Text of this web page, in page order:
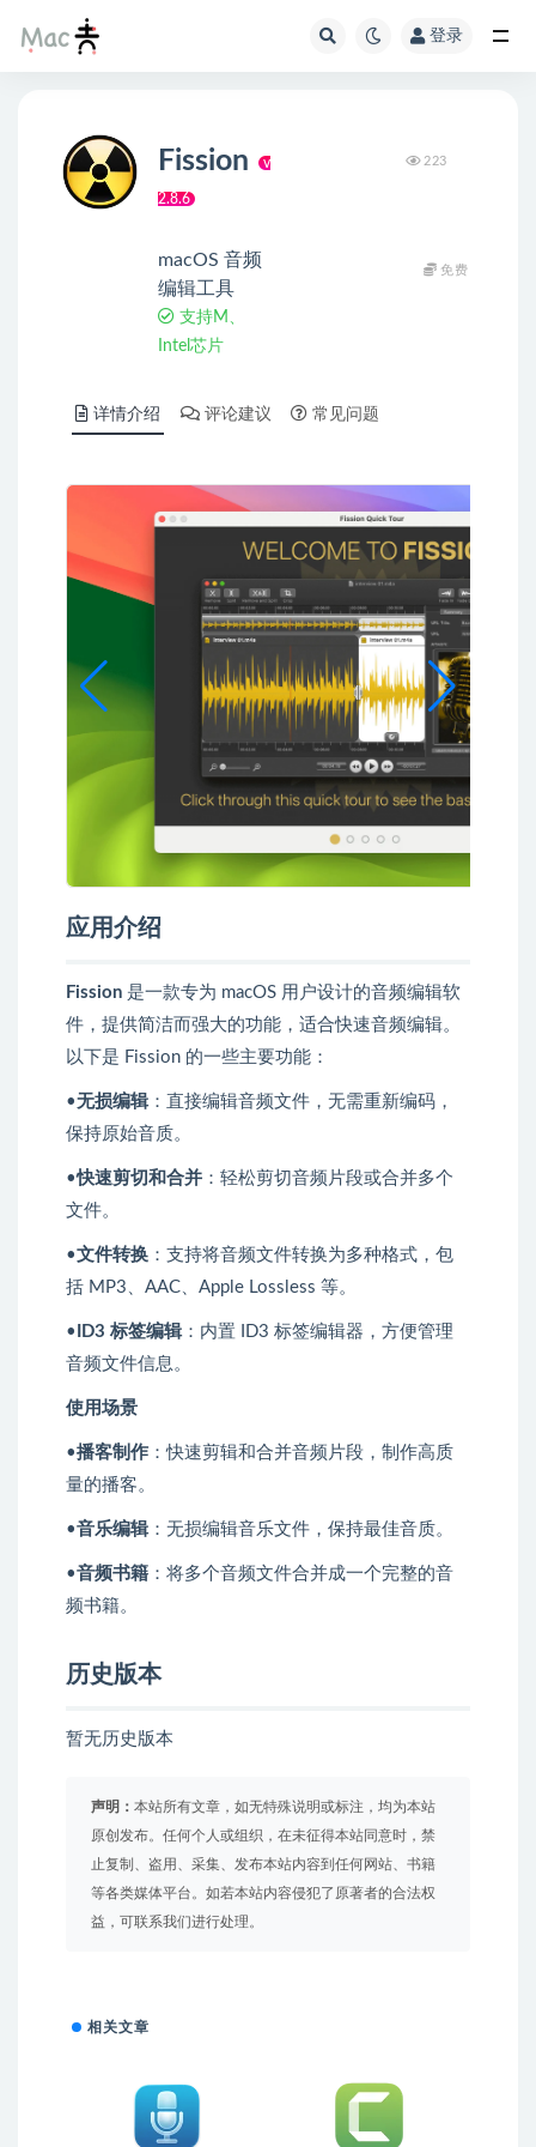
登录
Fission v
2.8.6
macOS 音频
编辑工具
支持M、
Intel芯片
223
免费
详情介绍 评论建议 常见问题
应用介绍
Fission 是一款专为 macOS 用户设计的音频编辑软
件，提供简洁而强大的功能，适合快速音频编辑。
以下是 Fission 的一些主要功能：
•无损编辑：直接编辑音频文件，无需重新编码，
保持原始音质。
•快速剪切和合并 ：轻松剪切音频片段或合并多个
文件。
•文件转换 ：支持将音频文件转换为多种格式，包
括 MP3、AAC、Apple Lossless 等。
• ID3 标签编辑：内置 ID3 标签编辑器，方便管理
音频文件信息。
使用场景
•播客制作 ：快速剪辑和合并音频片段，制作高质
量的播客。
•音乐编辑：无损编辑音乐文件，保持最佳音质。
•音频书籍 ：将多个音频文件合并成一个完整的音
频书籍。
历史版本
暂无历史版本
声明： 本站所有文章，如无特殊说明或标注，均为本站
原创发布。任何个人或组织，在未征得本站同意时，禁
止复制、盗用、采集、发布本站内容到任何网站、书籍
等各类媒体平台。如若本站内容侵犯了原著者的合法权
益，可联系我们进行处理。
相关文章